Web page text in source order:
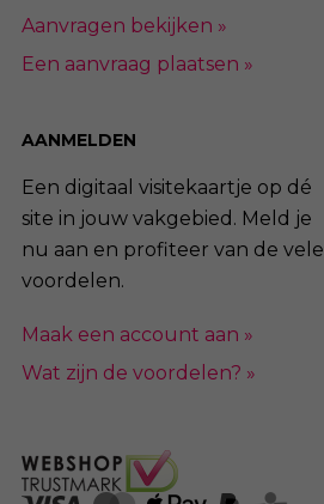
Aanvragen bekijken »
Een aanvraag plaatsen »
AANMELDEN
Een digitaal visitekaartje op dé
site in jouw vakgebied. Meld je
nu aan en profiteer van de vele
voordelen.
Maak een account aan »
Wat zijn de voordelen? »